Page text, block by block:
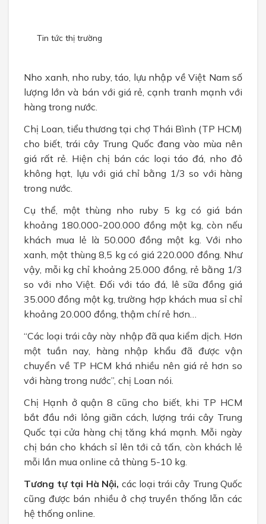
Chính sách bán hàng
TUYỂN DỤNG
Tin tức thị trường
Nho xanh, nho ruby, táo, lựu nhập về Việt Nam số
lượng lớn và bán với giá rẻ, cạnh tranh mạnh với
hàng trong nước.
Chị Loan, tiểu thương tại chợ Thái Bình (TP HCM)
cho biết, trái cây Trung Quốc đang vào mùa nên
giá rất rẻ. Hiện chị bán các loại táo đá, nho đỏ
không hạt, lựu với giá chỉ bằng 1/3 so với hàng
trong nước.
Cụ thể, một thùng nho ruby 5 kg có giá bán
khoảng 180.000-200.000 đồng một kg, còn nếu
khách mua lẻ là 50.000 đồng một kg. Với nho
xanh, một thùng 8,5 kg có giá 220.000 đồng. Như
vậy, mỗi kg chỉ khoảng 25.000 đồng, rẻ bằng 1/3
so với nho Việt. Đối với táo đá, lê sữa đồng giá
35.000 đồng một kg, trường hợp khách mua sỉ chỉ
khoảng 20.000 đồng, thậm chí rẻ hơn…
“Các loại trái cây này nhập đã qua kiểm dịch. Hơn
một tuần nay, hàng nhập khẩu đã được vận
chuyển về TP HCM khá nhiều nên giá rẻ hơn so
với hàng trong nước”, chị Loan nói.
Chị Hạnh ở quận 8 cũng cho biết, khi TP HCM
bắt đầu nới lỏng giãn cách, lượng trái cây Trung
Quốc tại cửa hàng chị tăng khá mạnh. Mỗi ngày
chị bán cho khách sỉ lên tới cả tấn, còn khách lẻ
mỗi lần mua online cả thùng 5-10 kg.
Tương tự tại Hà Nội, các loại trái cây Trung Quốc
cũng được bán nhiều ở chợ truyền thống lẫn các
hệ thống online.